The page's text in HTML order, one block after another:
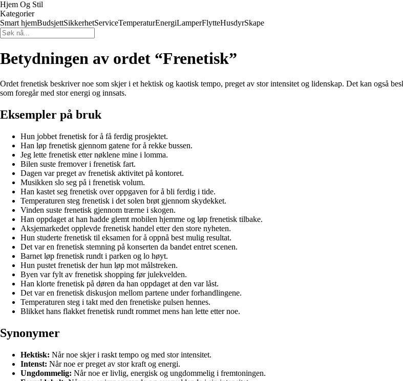
Hjem Og Stil
Kategorier
Smart hjemBudsjettSikkerhetServiceTemperaturEnergiLamperFlytteHusdyrSkape
Betydningen av ordet “Frenetisk”
Ordet frenetisk beskriver noe som skjer i et hektisk og kaotisk tempo, preget av stor intensitet og lidenskap. Det kan også
som foregår med stor energi og innsats.
Eksempler på bruk
Hun jobbet frenetisk for å få ferdig prosjektet.
Han løp frenetisk gjennom gatene for å rekke bussen.
Jeg lette frenetisk etter nøklene mine i lomma.
Bilen suste fremover i frenetisk fart.
Dagen var preget av frenetisk aktivitet på kontoret.
Musikken slo seg på i frenetisk volum.
Han kastet seg frenetisk over oppgaven for å bli ferdig i tide.
Temperaturen steg frenetisk i det solen brøt gjennom skydekket.
Vinden suste frenetisk gjennom trærne i skogen.
Han oppdaget at han hadde glemt mobilen hjemme og løp frenetisk tilbake.
Aksjemarkedet opplevde frenetisk handel etter den store nyheten.
Hun studerte frenetisk til eksamen for å oppnå best mulig resultat.
Det var en frenetisk stemning på konserten da bandet entret scenen.
Barnet løp frenetisk rundt i parken og lo høyt.
Hun pustet frenetisk der hun løp mot målstreken.
Byen var fylt av frenetisk shopping før julekvelden.
Han klorte frenetisk på døren da han oppdaget at den var låst.
Det var en frenetisk diskusjon mellom partene under forhandlingene.
Temperaturen steg i takt med den frenetiske pulsen hennes.
Blikket hans flakket frenetisk rundt rommet mens han lette etter noe.
Synonymer
Hektisk: Når noe skjer i raskt tempo og med stor intensitet.
Intenst: Når noe er preget av stor kraft og energi.
Ungdommelig: Når noe er livlig, energisk og ungdommelig i fremtoningen.